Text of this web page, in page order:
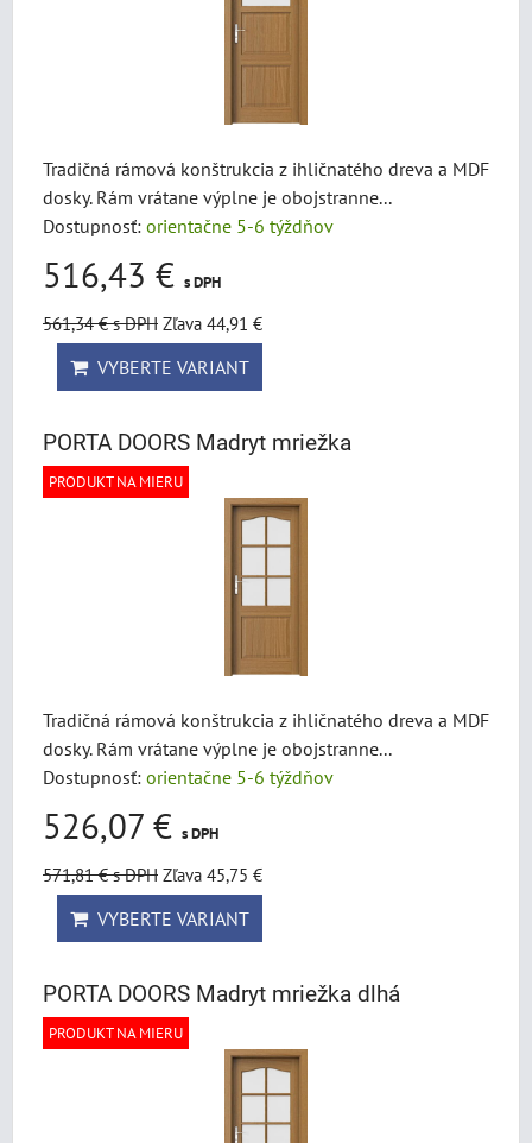
Tradičná rámová konštrukcia z ihličnatého dreva a MDF
dosky. Rám vrátane výplne je obojstranne...
Dostupnosť: orientačne 5-6 týždňov
516,43 € s DPH
561,34 €s DPH Zľava 44,91 €
VYBERTE VARIANT
PORTA DOORS Madryt mriežka
PRODUKT NA MIERU
Tradičná rámová konštrukcia z ihličnatého dreva a MDF
dosky. Rám vrátane výplne je obojstranne...
Dostupnosť: orientačne 5-6 týždňov
526,07 € s DPH
571,81 €s DPH Zľava 45,75 €
VYBERTE VARIANT
PORTA DOORS Madryt mriežka dlhá
PRODUKT NA MIERU